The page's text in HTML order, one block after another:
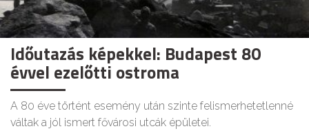
Időutazás képekkel: Budapest 80
évvel ezelőtti ostroma
A 80 éve történt esemény után szinte felismerhetetlenné
váltak a jól ismert fővárosi utcák épületei.